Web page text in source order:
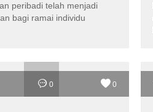
peribadi telah menjadi
bagi ramai individu
0 0